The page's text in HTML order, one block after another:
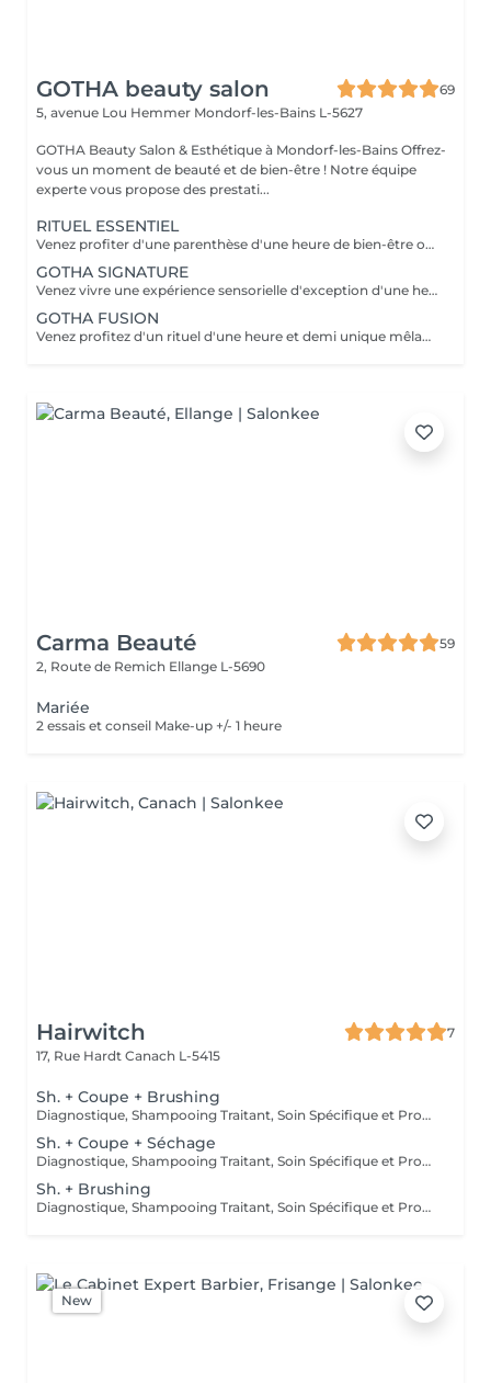
GOTHA beauty salon
69
5, avenue Lou Hemmer Mondorf-les-Bains L-5627
GOTHA Beauty Salon & Esthétique à Mondorf-les-Bains Offrez-
vous un moment de beauté et de bien-être ! Notre équipe
experte vous propose des prestati...
RITUEL ESSENTIEL
Venez profiter d'une parenthèse d'une heure de bien-être où cuir chevelu et cheveux sont sublimés grâce à des soins personnalisés. Laissez-vous guider dans une première immersion douce et profondément relaxante.
GOTHA SIGNATURE
Venez vivre une expérience sensorielle d'exception d'une heure et demi, où chaque geste vous enveloppe dans un lâcher-prise absolu. Laissez-vous porter par un rituel profond, alliant détente, raffinement et évasion.
GOTHA FUSION
Venez profitez d'un rituel d'une heure et demi unique mêlant head spa et soin du visage pour une harmonie parfaite entre éclat et relaxation. Laissez-vous transporter dans une expérience enveloppante, où le corps et l'esprit se relâchent pleinement.
Carma Beauté
59
2, Route de Remich Ellange L-5690
Mariée
2 essais et conseil Make-up +/- 1 heure
Hairwitch
7
17, Rue Hardt Canach L-5415
Sh. + Coupe + Brushing
Diagnostique, Shampooing Traitant, Soin Spécifique et Produits Coiffants inclus
Sh. + Coupe + Séchage
Diagnostique, Shampooing Traitant, Soin Spécifique et Produits Coiffants inclus
Sh. + Brushing
Diagnostique, Shampooing Traitant, Soin Spécifique et Produits Coiffants inclus
New